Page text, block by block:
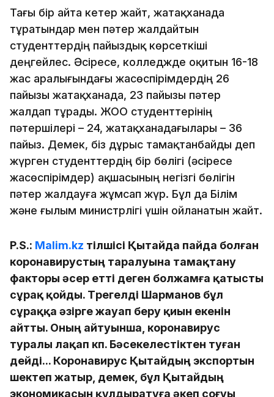
Тағы бір айта кетер жайт, жатақханада
тұратындар мен пәтер жалдайтын
студенттердің пайыздық көрсеткіші
деңгейлес. Әсіресе, колледжде оқитын 16-18
жас аралығындағы жасөспірімдердің 26
пайызы жатақханада, 23 пайызы пәтер
жалдап тұрады. ЖОО студенттерінің
пәтершілері – 24, жатақханадағылары – 36
пайыз. Демек, біз дұрыс тамақтанбайды деп
жүрген студенттердің бір бөлігі (әсіресе
жасөспірімдер) ақшасының негізгі бөлігін
пәтер жалдауға жұмсап жүр. Бұл да Білім
және ғылым министрлігі үшін ойланатын жайт.
P.S.: Malim.kz тілшісі Қытайда пайда болған
коронавирустың таралуына тамақтану
факторы әсер етті деген болжамға қатысты
сұрақ қойды. Төрегелді Шарманов бұл
сұраққа әзірге жауап беру қиын екенін
айтты. Оның айтуынша, коронавирус
туралы лақап көп. Бәсекелестіктен туған
дейді... Коронавирус Қытайдың экспортын
шектеп жатыр, демек, бұл Қытайдың
экономикасын құлдыратуға әкеп соғуы